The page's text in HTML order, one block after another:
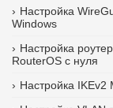
Настройка
Windows
Настройка
RouterOS с нуля
Настройка IKEv2